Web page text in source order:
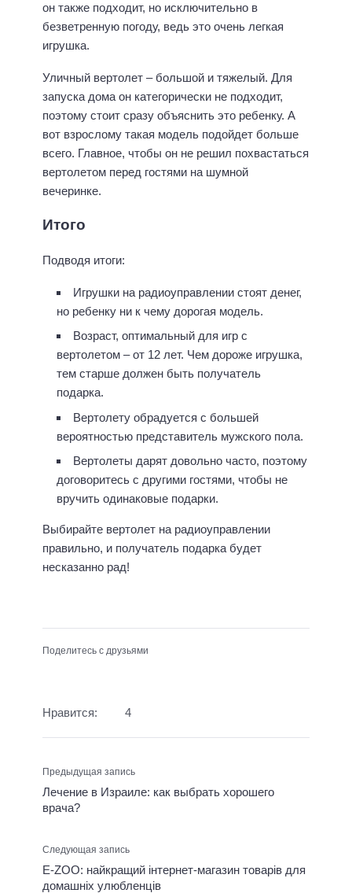
он также подходит, но исключительно в
безветренную погоду, ведь это очень легкая
игрушка.
Уличный вертолет – большой и тяжелый. Для
запуска дома он категорически не подходит,
поэтому стоит сразу объяснить это ребенку. А
вот взрослому такая модель подойдет больше
всего. Главное, чтобы он не решил похвастаться
вертолетом перед гостями на шумной
вечеринке.
Итого
Подводя итоги:
Игрушки на радиоуправлении стоят денег,
но ребенку ни к чему дорогая модель.
Возраст, оптимальный для игр с
вертолетом – от 12 лет. Чем дороже игрушка,
тем старше должен быть получатель
подарка.
Вертолету обрадуется с большей
вероятностью представитель мужского пола.
Вертолеты дарят довольно часто, поэтому
договоритесь с другими гостями, чтобы не
вручить одинаковые подарки.
Выбирайте вертолет на радиоуправлении
правильно, и получатель подарка будет
несказанно рад!
Поделитесь с друзьями
Нравится: 4
Предыдущая запись
Лечение в Израиле: как выбрать хорошего
врача?
Следующая запись
E-ZOO: найкращий інтернет-магазин товарів для
домашніх улюбленців